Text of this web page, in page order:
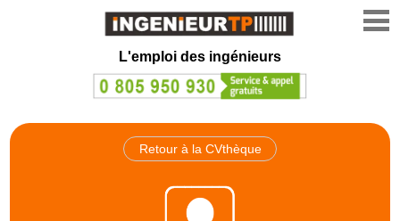
L'emploi des ingénieurs
Retour à la CVthèque